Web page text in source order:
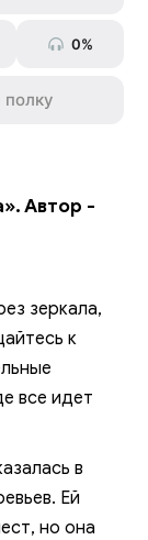
0%
Автор -
зеркала,
к
все идет
в
Ей
но она